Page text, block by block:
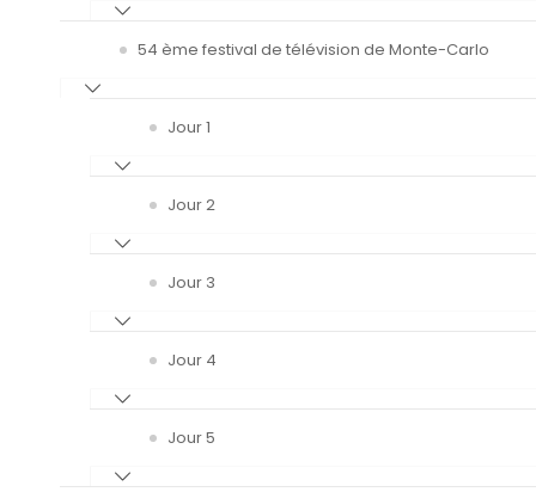
54 ème festival de télévision de Monte-Carlo
Jour 1
Jour 2
Jour 3
Jour 4
Jour 5